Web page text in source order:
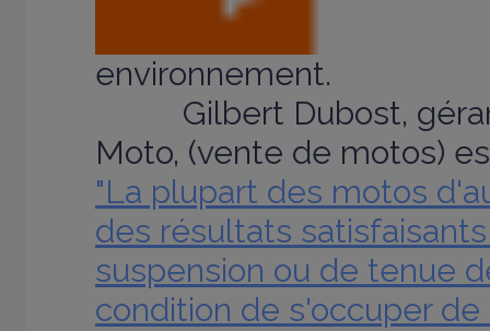
environnement.
Gilbert Dubost,
Moto, (vente de motos)
"La plupart des motos
des résultats
suspension ou de tenue
condition de s'occuper de